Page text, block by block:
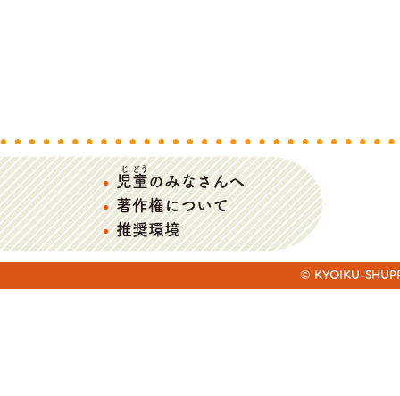
児
じ
童
どう
のみなさんへ
著作権について
推奨環境
© KYOIKU-